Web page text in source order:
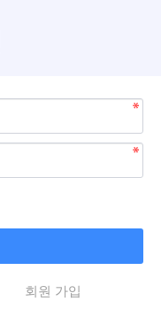
회원 가입